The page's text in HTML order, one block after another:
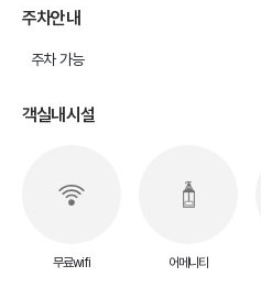
주차안내
주차 가능
객실내시설
무료wifi 어메니티